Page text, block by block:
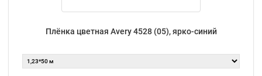
Плёнка цветная Avery 4528 (05), ярко-синий